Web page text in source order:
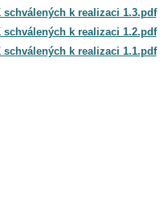
k realizaci 1.3.pdf
k realizaci 1.2.pdf
k realizaci 1.1.pdf